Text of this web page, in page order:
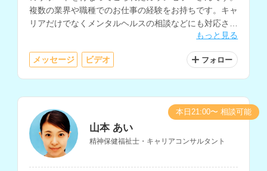
複数の業界や職種でのお仕事の経験をお持ちです。キャ
リアだけでなくメンタルヘルスの相談などにも対応され
もっと見る
メッセージ ビデオ フォロー
山本 あい
精神保健福祉士・キャリアコンサルタント
本日21:00〜 相談可能